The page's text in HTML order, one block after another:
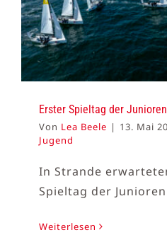
Erster Spieltag der
Von Lea Beele | 13. Mai
Jugend
In Strande
Spieltag der
Weiterlesen